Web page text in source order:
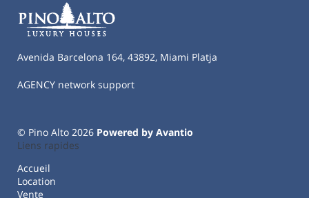
Avenida Barcelona 164, 43892, Miami Platja
AGENCY network support
© Pino Alto 2026 Powered by Avantio
Liens rapides
Accueil
Location
Vente